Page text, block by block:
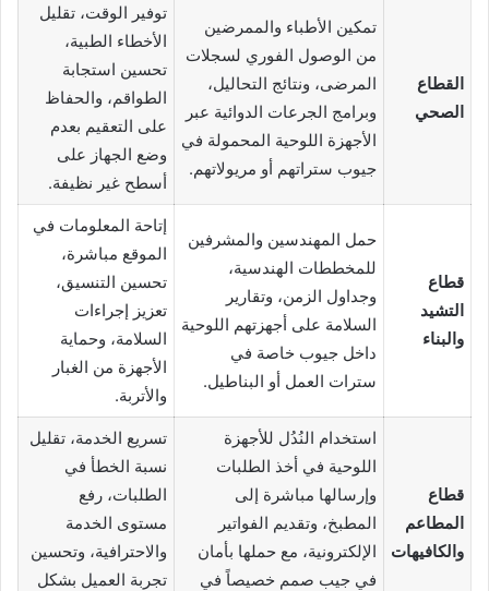
القطاع
الصحي
تمكين الأطباء والممرضين
من الوصول الفوري لسجلات
المرضى، ونتائج التحاليل،
وبرامج الجرعات الدوائية عبر
الأجهزة اللوحية المحمولة في
جيوب ستراتهم أو مريولاتهم.
توفير الوقت، تقليل
الأخطاء الطبية،
تحسين استجابة
الطواقم، والحفاظ
على التعقيم بعدم
وضع الجهاز على
أسطح غير نظيفة.
قطاع
التشيد
والبناء
حمل المهندسين والمشرفين
للمخططات الهندسية،
وجداول الزمن، وتقارير
السلامة على أجهزتهم اللوحية
داخل جيوب خاصة في
سترات العمل أو البناطيل.
إتاحة المعلومات في
الموقع مباشرة،
تحسين التنسيق،
تعزيز إجراءات
السلامة، وحماية
الأجهزة من الغبار
والأتربة.
قطاع
المطاعم
والكافيهات
استخدام النُدُل للأجهزة
اللوحية في أخذ الطلبات
وإرسالها مباشرة إلى
المطبخ، وتقديم الفواتير
الإلكترونية، مع حملها بأمان
في جيب صمم خصيصاً في
تسريع الخدمة، تقليل
نسبة الخطأ في
الطلبات، رفع
مستوى الخدمة
والاحترافية، وتحسين
تجربة العميل بشكل